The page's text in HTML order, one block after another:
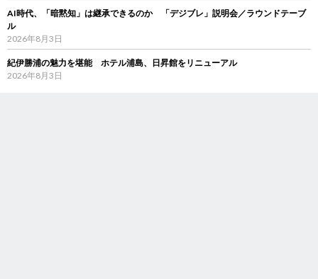
AI時代、「暗黙知」は継承できるのか 「デジブレ」説明会／ラウンドテーブ
ル
2026年8月3日
紀伊勝浦の魅力を堪能 ホテル浦島、日昇館をリニューアル
2026年8月3日